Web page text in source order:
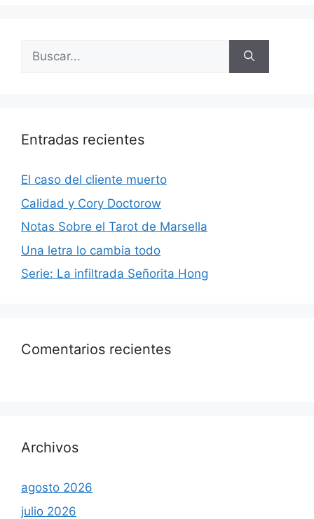
Buscar:
Entradas recientes
El caso del cliente muerto
Calidad y Cory Doctorow
Notas Sobre el Tarot de Marsella
Una letra lo cambia todo
Serie: La infiltrada Señorita Hong
Comentarios recientes
Archivos
agosto 2026
julio 2026